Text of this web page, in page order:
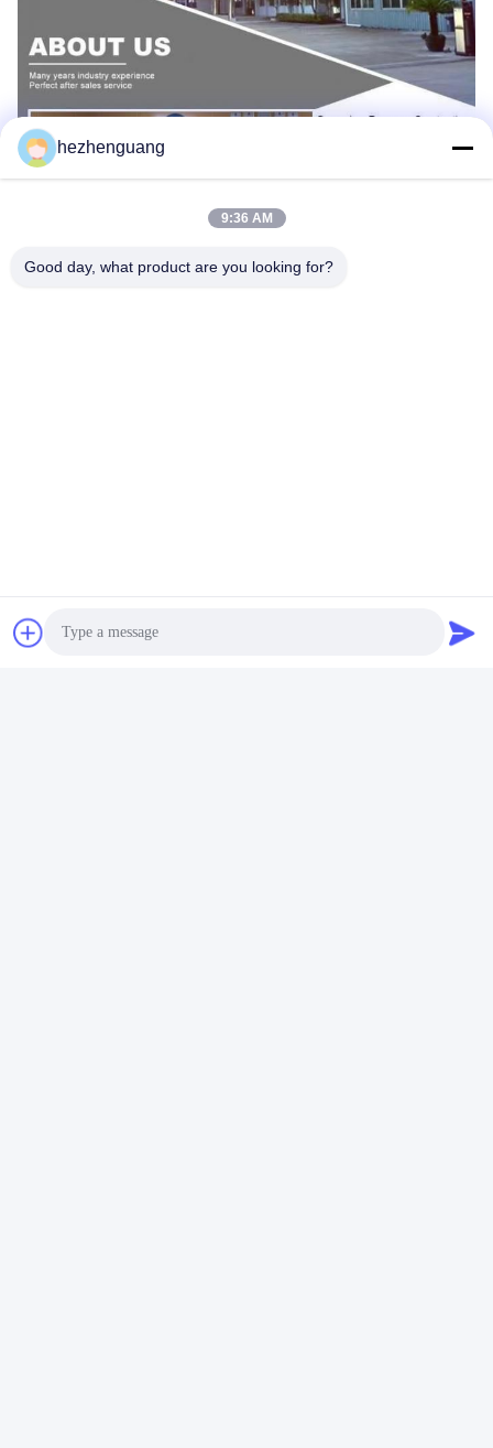
hezhenguang
9:36 AM
Good day, what product are you looking for?